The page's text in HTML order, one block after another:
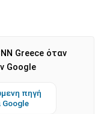
Greece όταν
Google
πηγή